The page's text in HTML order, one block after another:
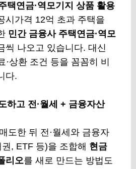
택연금·역모기지 상품 활용
시가격 12억 초과 주택을
민간 금융사 주택연금·역모
씩 나오고 있습니다. 대신
·상환 조건 등을 꼼꼼히 비
다.
하고 전·월세 + 금융자산
도한 뒤 전·월세와 금융자
, ETF 등)을 조합해 현금
리오를 새로 만드는 방법도